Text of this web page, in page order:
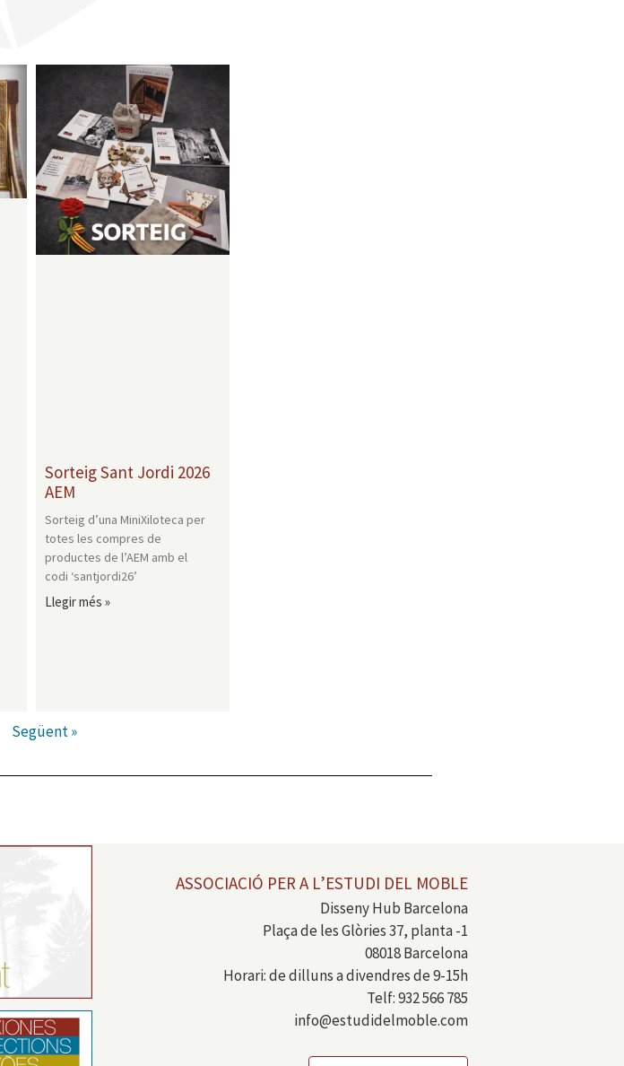
Sorteig Sant Jordi 2026
AEM
Sorteig d’una MiniXiloteca per
totes les compres de
productes de l’AEM amb el
codi ‘santjordi26’
Llegir més »
Següent »
ASSOCIACIÓ PER A L’ESTUDI DEL MOBLE
Disseny Hub Barcelona
Plaça de les Glòries 37, planta -1
08018 Barcelona
Horari: de dilluns a divendres de 9-15h
Telf: 932 566 785
info@estudidelmoble.com